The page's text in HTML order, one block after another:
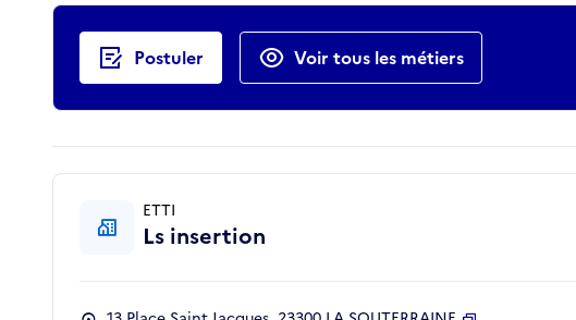
Actions rapides
Postuler Voir tous les métiers
ETTI
Ls insertion